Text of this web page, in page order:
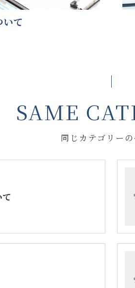
いて
同じカテゴリー
SAME